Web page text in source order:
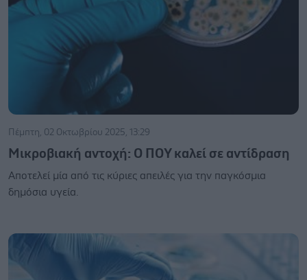
Πέμπτη, 02 Οκτωβρίου 2025, 13:29
Μικροβιακή αντοχή: Ο ΠΟΥ καλεί σε αντίδραση
Αποτελεί μία από τις κύριες απειλές για την παγκόσμια
δημόσια υγεία.